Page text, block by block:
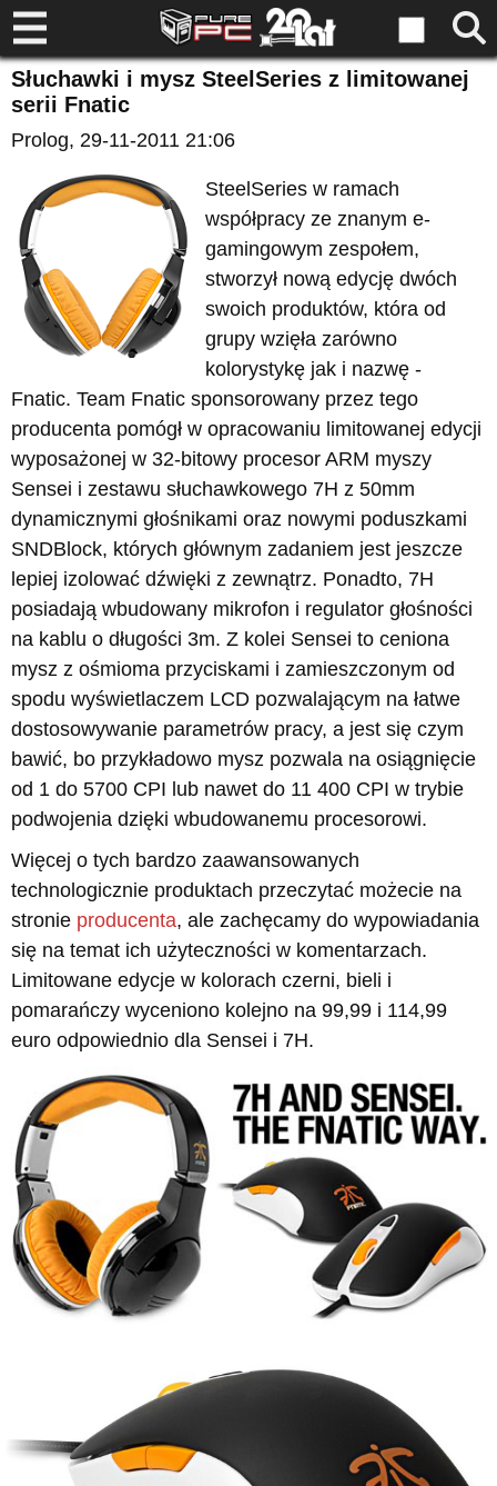
Słuchawki i mysz SteelSeries z limitowanej
serii Fnatic
Prolog, 29-11-2011 21:06
SteelSeries w ramach
współpracy ze znanym e-
gamingowym zespołem,
stworzył nową edycję dwóch
swoich produktów, która od
grupy wzięła zarówno
kolorystykę jak i nazwę -
Fnatic. Team Fnatic sponsorowany przez tego
producenta pomógł w opracowaniu limitowanej edycji
wyposażonej w 32-bitowy procesor ARM myszy
Sensei i zestawu słuchawkowego 7H z 50mm
dynamicznymi głośnikami oraz nowymi poduszkami
SNDBlock, których głównym zadaniem jest jeszcze
lepiej izolować dźwięki z zewnątrz. Ponadto, 7H
posiadają wbudowany mikrofon i regulator głośności
na kablu o długości 3m. Z kolei Sensei to ceniona
mysz z ośmioma przyciskami i zamieszczonym od
spodu wyświetlaczem LCD pozwalającym na łatwe
dostosowywanie parametrów pracy, a jest się czym
bawić, bo przykładowo mysz pozwala na osiągnięcie
od 1 do 5700 CPI lub nawet do 11 400 CPI w trybie
podwojenia dzięki wbudowanemu procesorowi.
Więcej o tych bardzo zaawansowanych
technologicznie produktach przeczytać możecie na
stronie producenta, ale zachęcamy do wypowiadania
się na temat ich użyteczności w komentarzach.
Limitowane edycje w kolorach czerni, bieli i
pomarańczy wyceniono kolejno na 99,99 i 114,99
euro odpowiednio dla Sensei i 7H.